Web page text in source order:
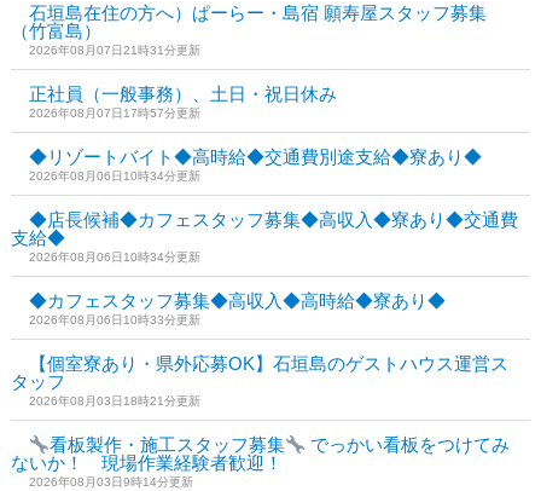
石垣島在住の方へ）ぱーらー・島宿 願寿屋スタッフ募集
（竹富島）
2026年08月07日21時31分更新
正社員（一般事務）、土日・祝日休み
2026年08月07日17時57分更新
◆リゾートバイト◆高時給◆交通費別途支給◆寮あり◆
2026年08月06日10時34分更新
◆店長候補◆カフェスタッフ募集◆高収入◆寮あり◆交通費
支給◆
2026年08月06日10時34分更新
◆カフェスタッフ募集◆高収入◆高時給◆寮あり◆
2026年08月06日10時33分更新
【個室寮あり・県外応募OK】石垣島のゲストハウス運営ス
タッフ
2026年08月03日18時21分更新
看板製作・施工スタッフ募集
でっかい看板をつけてみ
ないか！ 現場作業経験者歓迎！
2026年08月03日9時14分更新